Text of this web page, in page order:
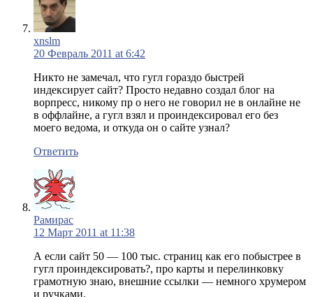
xnslm
20 Февраль 2011 at 6:42
Никто не замечал, что гугл гораздо быстрей
индексирует сайт? Просто недавно создал блог на
ворпресс, никому пр о него не говорил не в онлайне не
в оффлайне, а гугл взял и проиндексировал его без
моего ведома, и откуда он о сайте узнал?
Ответить
Рамирас
12 Март 2011 at 11:38
А если сайт 50 — 100 тыс. страниц как его побыстрее в
гугл проиндексировать?, про карты и перелинковку
грамотную знаю, внешние ссылки — немного хрумером
и ручками.